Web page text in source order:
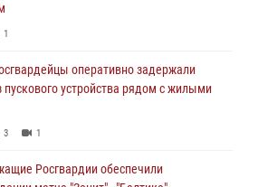
1
оперативно задержали
пускового устройства рядом с жилыми
3 1
Росгвардии обеспечили